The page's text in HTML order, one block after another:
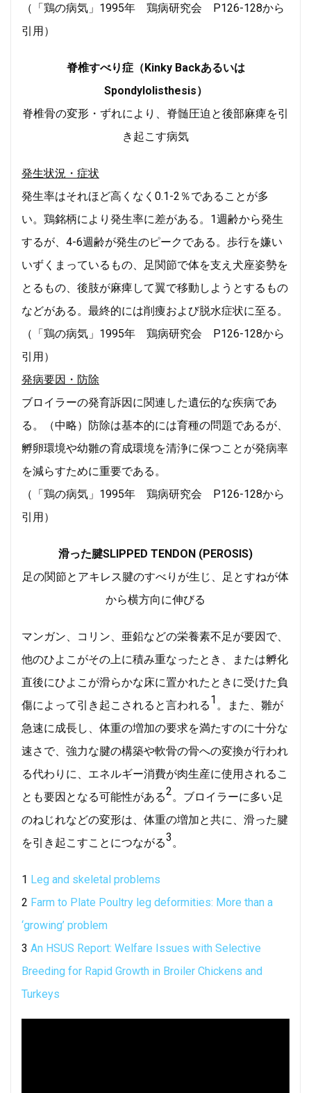
（「鶏の病気」1995年 鶏病研究会 P126-128から
引用）
脊椎すべり症（Kinky Backあるいは
Spondylolisthesis）
脊椎骨の変形・ずれにより、脊髄圧迫と後部麻痺を引
き起こす病気
発生状況・症状
発生率はそれほど高くなく0.1-2％であることが多
い。鶏銘柄により発生率に差がある。1週齢から発生
するが、4-6週齢が発生のピークである。歩行を嫌い
いずくまっているもの、足関節で体を支え犬座姿勢を
とるもの、後肢が麻痺して翼で移動しようとするもの
などがある。最終的には削痩および脱水症状に至る。
（「鶏の病気」1995年 鶏病研究会 P126-128から
引用）
発病要因・防除
ブロイラーの発育訴因に関連した遺伝的な疾病であ
る。（中略）防除は基本的には育種の問題であるが、
孵卵環境や幼雛の育成環境を清浄に保つことが発病率
を減らすために重要である。
（「鶏の病気」1995年 鶏病研究会 P126-128から
引用）
滑った腱SLIPPED TENDON (PEROSIS)
足の関節とアキレス腱のすべりが生じ、足とすねが体
から横方向に伸びる
マンガン、コリン、亜鉛などの栄養素不足が要因で、
他のひよこがその上に積み重なったとき、または孵化
直後にひよこが滑らかな床に置かれたときに受けた負
傷によって引き起こされると言われる1 。また、雛が
急速に成長し、体重の増加の要求を満たすのに十分な
速さで、強力な腱の構築や軟骨の骨への変換が行われ
る代わりに、エネルギー消費が肉生産に使用されるこ
とも要因となる可能性がある2。ブロイラーに多い足
のねじれなどの変形は、体重の増加と共に、滑った腱
を引き起こすことにつながる3 。
1 Leg and skeletal problems
2 Farm to Plate Poultry leg deformities: More than a
‘growing’ problem
3 An HSUS Report: Welfare Issues with Selective
Breeding for Rapid Growth in Broiler Chickens and
Turkeys